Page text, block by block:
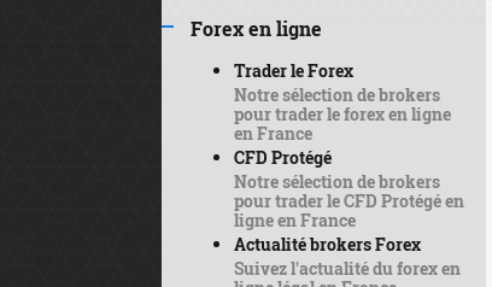
Forex en ligne
Trader le Forex
Notre sélection de brokers
pour trader le forex en ligne
en France
CFD Protégé
Notre sélection de brokers
pour trader le CFD Protégé en
ligne en France
Actualité brokers Forex
Suivez l'actualité du forex en